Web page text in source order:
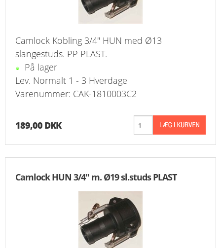
VILKÅR
FAQ
KUNDECENTER
KONTAKT
Camlock Kobling 3/4" HUN med Ø13
slangestuds. PP PLAST.
På lager
Lev. Normalt 1 - 3 Hverdage
Varenummer: CAK-1810003C2
189,00 DKK
Camlock HUN 3/4" m. Ø19 sl.studs PLAST